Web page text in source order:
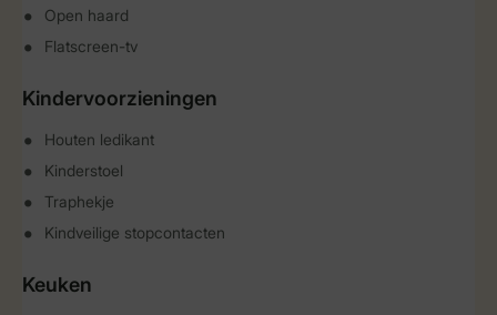
Open haard
Flatscreen-tv
Kindervoorzieningen
Houten ledikant
Kinderstoel
Traphekje
Kindveilige stopcontacten
Keuken